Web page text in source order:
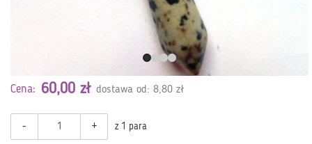
Cena: 60,00 zł dostawa od: 8,80 zł
- + z 1 para